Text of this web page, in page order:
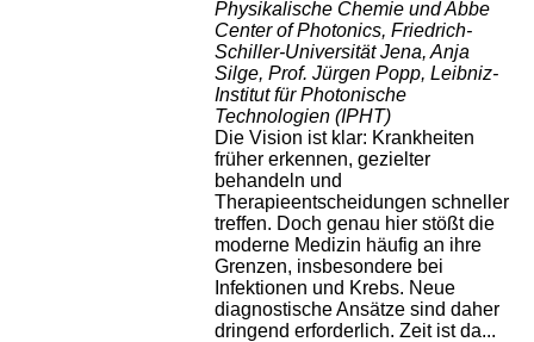
Physikalische Chemie und Abbe
Center of Photonics, Friedrich-
Schiller-Universität Jena, Anja
Silge, Prof. Jürgen Popp, Leibniz-
Institut für Photonische
Technologien (IPHT)
Die Vision ist klar: Krankheiten
früher erkennen, gezielter
behandeln und
Therapieentscheidungen schneller
treffen. Doch genau hier stößt die
moderne Medizin häufig an ihre
Grenzen, insbesondere bei
Infektionen und Krebs. Neue
diagnostische Ansätze sind daher
dringend erforderlich. Zeit ist da...